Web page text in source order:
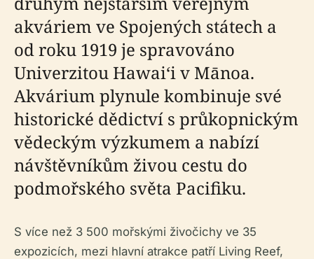
akváriem ve Spojených státech a
od roku 1919 je spravováno
Univerzitou Hawai‘i v Mānoa.
Akvárium plynule kombinuje své
historické dědictví s průkopnickým
vědeckým výzkumem a nabízí
návštěvníkům živou cestu do
podmořského světa Pacifiku.
S více než 3 500 mořskými živočichy ve 35
expozicích, mezi hlavní atrakce patří Living Reef,